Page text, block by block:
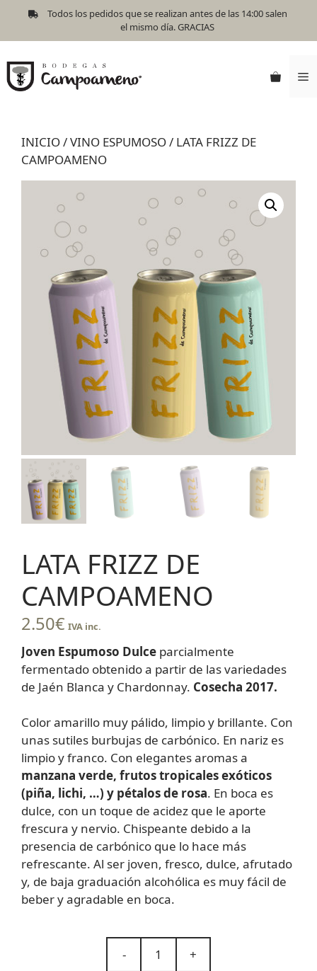
Todos los pedidos que se realizan antes de las 14:00 salen
el mismo día. GRACIAS
INICIO/VINO ESPUMOSO/ LATA FRIZZ DE
CAMPOAMENO
LATA FRIZZ DE
CAMPOAMENO
2.50€ IVA inc.
Joven Espumoso Dulce parcialmente
fermentado obtenido a partir de las variedades
de Jaén Blanca y Chardonnay. Cosecha 2017.
Color amarillo muy pálido, limpio y brillante. Con
unas sutiles burbujas de carbónico. En nariz es
limpio y franco. Con elegantes aromas a
manzana verde, frutostropicales exóticos
(piña, lichi, …) y pétalos de rosa. En boca es
dulce, con un toque de acidez que le aporte
frescura y nervio. Chispeante debido a la
presencia de carbónico que lo hace más
refrescante. Al ser joven, fresco, dulce, afrutado
y, de baja graduación alcohólica es muy fácil de
beber y agradable en boca.
- +